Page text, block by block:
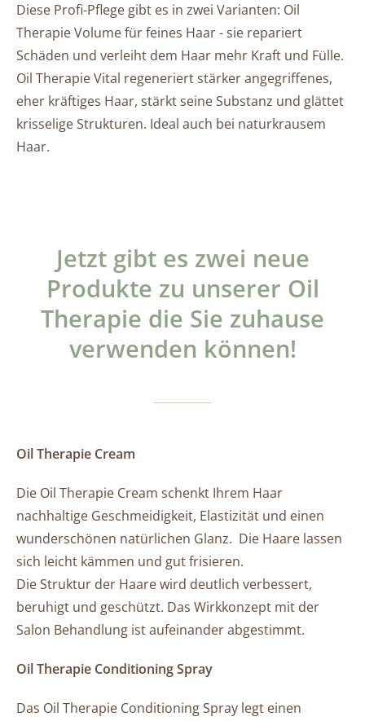
Diese Profi-Pflege gibt es in zwei Varianten: Oil
Therapie Volume für feines Haar - sie repariert
Schäden und verleiht dem Haar mehr Kraft und Fülle.
Oil Therapie Vital regeneriert stärker angegriffenes,
eher kräftiges Haar, stärkt seine Substanz und glättet
krisselige Strukturen. Ideal auch bei naturkrausem
Haar.
Jetzt gibt es zwei neue
Produkte zu unserer Oil
Therapie die Sie zuhause
verwenden können!
Oil Therapie Cream
Die Oil Therapie Cream schenkt Ihrem Haar
nachhaltige Geschmeidigkeit, Elastizität und einen
wunderschönen natürlichen Glanz. Die Haare lassen
sich leicht kämmen und gut frisieren.
Die Struktur der Haare wird deutlich verbessert,
beruhigt und geschützt. Das Wirkkonzept mit der
Salon Behandlung ist aufeinander abgestimmt.
Oil Therapie Conditioning Spray
Das Oil Therapie Conditioning Spray legt einen